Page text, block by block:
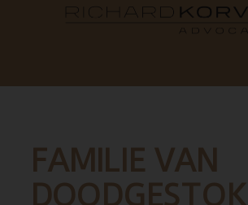
FAMILIE VAN